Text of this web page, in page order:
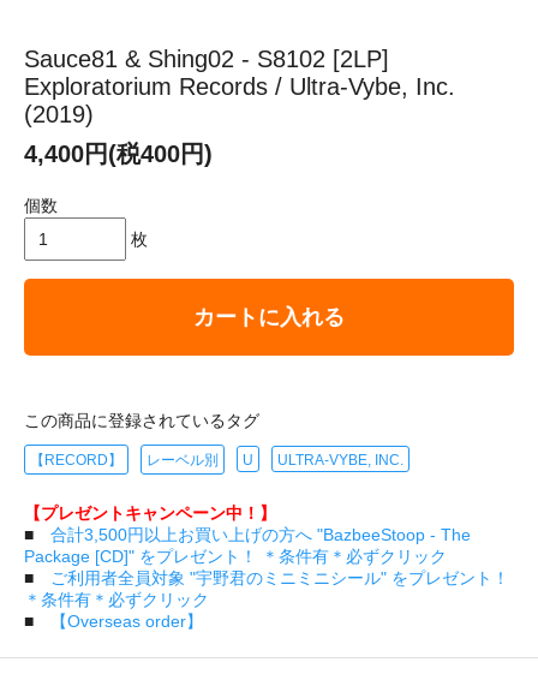
Sauce81 & Shing02 - S8102 [2LP]
Exploratorium Records / Ultra-Vybe, Inc.
(2019)
4,400円(税400円)
個数
枚
カートに入れる
この商品に登録されているタグ
【RECORD】 レーベル別 U ULTRA-VYBE, INC.
【プレゼントキャンペーン中！】
■ 合計3,500円以上お買い上げの方へ "BazbeeStoop - The
Package [CD]" をプレゼント！ ＊条件有＊必ずクリック
■
ご利用者全員対象 "宇野君のミニミニシール" をプレゼント！
＊条件有＊必ずクリック
■
【Overseas order】